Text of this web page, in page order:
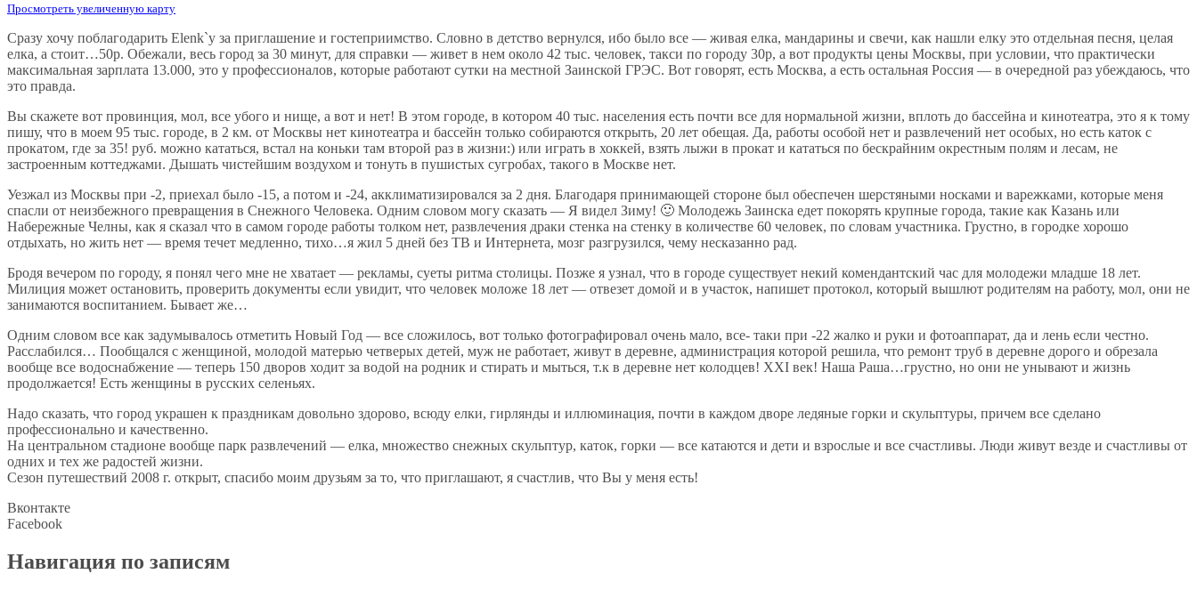
Просмотреть увеличенную карту
Сразу хочу поблагодарить Elenk`у за приглашение и гостеприимство. Словно в детство вернулся, ибо было все — живая елка, мандарины и свечи, как нашли елку это отдельная песня, целая
елка, а стоит…50р. Обежали, весь город за 30 минут, для справки — живет в нем около 42 тыс. человек, такси по городу 30р, а вот продукты цены Москвы, при условии, что практически
максимальная зарплата 13.000, это у профессионалов, которые работают сутки на местной Заинской ГРЭС. Вот говорят, есть Москва, а есть остальная Россия — в очередной раз убеждаюсь, что
это правда.
Вы скажете вот провинция, мол, все убого и нище, а вот и нет! В этом городе, в котором 40 тыс. населения есть почти все для нормальной жизни, вплоть до бассейна и кинотеатра, это я к тому
пишу, что в моем 95 тыс. городе, в 2 км. от Москвы нет кинотеатра и бассейн только собираются открыть, 20 лет обещая. Да, работы особой нет и развлечений нет особых, но есть каток с
прокатом, где за 35! руб. можно кататься, встал на коньки там второй раз в жизни:) или играть в хоккей, взять лыжи в прокат и кататься по бескрайним окрестным полям и лесам, не
застроенным коттеджами. Дышать чистейшим воздухом и тонуть в пушистых сугробах, такого в Москве нет.
Уезжал из Москвы при -2, приехал было -15, а потом и -24, акклиматизировался за 2 дня. Благодаря принимающей стороне был обеспечен шерстяными носками и варежками, которые меня
спасли от неизбежного превращения в Снежного Человека. Одним словом могу сказать — Я видел Зиму! 🙂 Молодежь Заинска едет покорять крупные города, такие как Казань или
Набережные Челны, как я сказал что в самом городе работы толком нет, развлечения драки стенка на стенку в количестве 60 человек, по словам участника. Грустно, в городке хорошо
отдыхать, но жить нет — время течет медленно, тихо…я жил 5 дней без ТВ и Интернета, мозг разгрузился, чему несказанно рад.
Бродя вечером по городу, я понял чего мне не хватает — рекламы, суеты ритма столицы. Позже я узнал, что в городе существует некий комендантский час для молодежи младше 18 лет.
Милиция может остановить, проверить документы если увидит, что человек моложе 18 лет — отвезет домой и в участок, напишет протокол, который вышлют родителям на работу, мол, они не
занимаются воспитанием. Бывает же…
Одним словом все как задумывалось отметить Новый Год — все сложилось, вот только фотографировал очень мало, все- таки при -22 жалко и руки и фотоаппарат, да и лень если честно.
Расслабился… Пообщался с женщиной, молодой матерью четверых детей, муж не работает, живут в деревне, администрация которой решила, что ремонт труб в деревне дорого и обрезала
вообще все водоснабжение — теперь 150 дворов ходит за водой на родник и стирать и мыться, т.к в деревне нет колодцев! XXI век! Наша Раша…грустно, но они не унывают и жизнь
продолжается! Есть женщины в русских селеньях.
Надо сказать, что город украшен к праздникам довольно здорово, всюду елки, гирлянды и иллюминация, почти в каждом дворе ледяные горки и скульптуры, причем все сделано
профессионально и качественно.
На центральном стадионе вообще парк развлечений — елка, множество снежных скульптур, каток, горки — все катаются и дети и взрослые и все счастливы. Люди живут везде и счастливы от
одних и тех же радостей жизни.
Сезон путешествий 2008 г. открыт, спасибо моим друзьям за то, что приглашают, я счастлив, что Вы у меня есть!
Вконтакте
Facebook
Навигация по записям